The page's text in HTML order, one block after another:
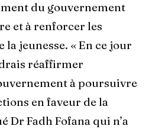
du gouvernement
et à renforcer les
la jeunesse. « En ce jour
réaffirmer
à poursuivre
en faveur de la
Dr Fadh Fofana qui n’a